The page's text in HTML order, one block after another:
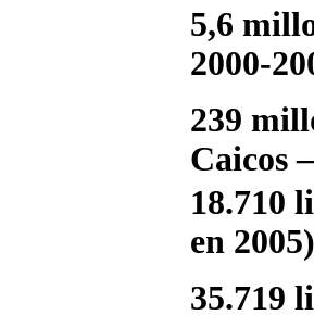
5,6
2000-
239
Caicos
18.710
en
35.719